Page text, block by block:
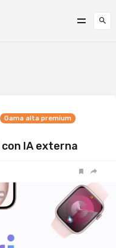
Gama alta premium
IA externa